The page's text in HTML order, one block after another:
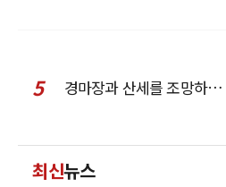
5 경마장과 산세를 조망하는 CCD Hong Kong Creative Center
최신뉴스